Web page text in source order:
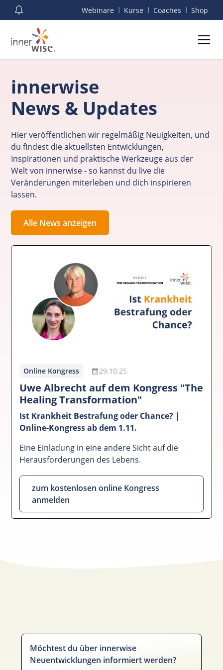
Webinare I Kurse I Coaches I Shop
innerwise
News & Updates
Hier veröffentlichen wir regelmäßig Neuigkeiten, und
du findest die aktuellsten Entwicklungen,
Inspirationen und praktische Werkzeuge aus der
Welt von innerwise - so kannst du live die
Veränderungen miterleben und dich inspirieren
lassen.
Alle News anzeigen
Online Kongress 29.10.25
Uwe Albrecht auf dem Kongress "The
Healing Transformation"
Ist Krankheit Bestrafung oder Chance? |
Online-Kongress ab dem 1.11.
Eine Einladung in eine andere Sicht auf die
Herausforderungen des Lebens.
zum kostenlosen online Kongress
anmelden
Möchtest du über innerwise
Neuentwicklungen informiert werden?